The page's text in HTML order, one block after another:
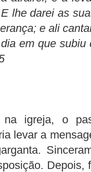
lhe darei as
e ali
em que
na igreja, o
levar a
Depois,